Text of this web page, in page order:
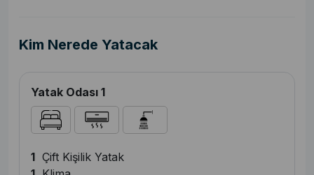
Kim Nerede Yatacak
Yatak Odası 1
1 Çift Kişilik Yatak